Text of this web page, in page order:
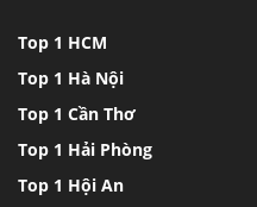
Top 1 HCM
Top 1 Hà Nội
Top 1 Cần Thơ
Top 1 Hải Phòng
Top 1 Hội An